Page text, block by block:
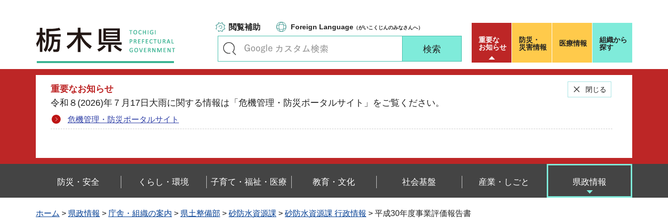
栃木県
閲覧補助 Foreign Language （がいこくじんのみなさんへ）
重要な
お知らせ
重要なお知らせ
令和８(2026)年７月17日大雨に関する情報は「危機管理・防災ポータルサイト」をご覧ください。
危機管理・防災ポータルサイト
閉じる
防災・
災害情報
医療情報
組織から
探す
防災・安全 くらし・環境 子育て・福祉・医療 教育・文化 社会基盤 産業・しごと 県政情報
ホーム > 県政情報 > 庁舎・組織の案内 > 県土整備部 > 砂防水資源課 > 砂防水資源課 行政情報 > 平成30年度事業評価報告書